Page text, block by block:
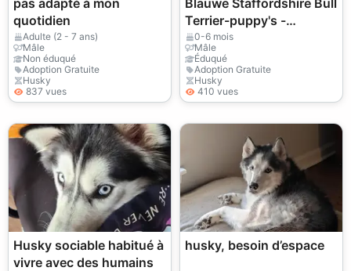
pas adapté à mon
quotidien
Adulte (2 - 7 ans)
Mâle
Non éduqué
Adoption Gratuite
Husky
837 vues
Blauwe Staffordshire Bull
Terrier-puppy's -
WhatsApp
+447393160284
0-6 mois
Mâle
Éduqué
Adoption Gratuite
Husky
410 vues
Husky sociable habitué à
vivre avec des humains
husky, besoin d’espace